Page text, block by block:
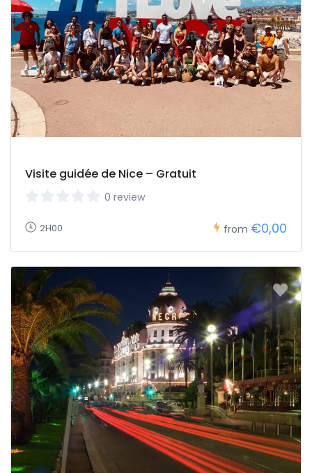
Visite guidée de Nice – Gratuit
0 review
2H00 from €0,00